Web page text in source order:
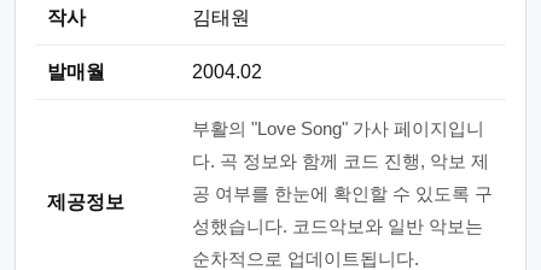
작사 김태원
발매월 2004.02
제공정보
부활의 "Love Song" 가사 페이지입니
다. 곡 정보와 함께 코드 진행, 악보 제
공 여부를 한눈에 확인할 수 있도록 구
성했습니다. 코드악보와 일반 악보는
순차적으로 업데이트됩니다.